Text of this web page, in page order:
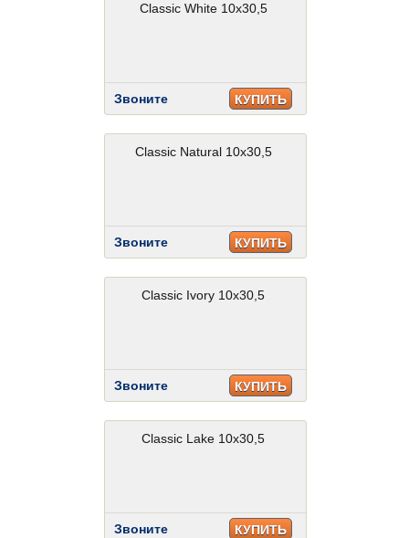
Classic White 10x30,5
Звоните КУПИТЬ
Classic Natural 10x30,5
Звоните КУПИТЬ
Classic Ivory 10x30,5
Звоните КУПИТЬ
Classic Lake 10x30,5
Звоните КУПИТЬ